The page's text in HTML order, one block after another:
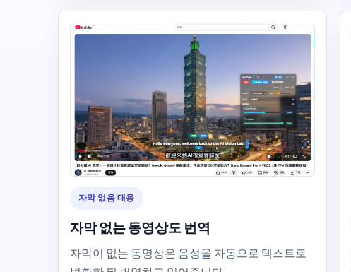
자막 없음 대응
자막 없는 동영상도 번역
자막이 없는 동영상은 음성을 자동으로 텍스트로